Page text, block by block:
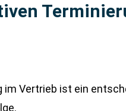
Vertrieb ist ein